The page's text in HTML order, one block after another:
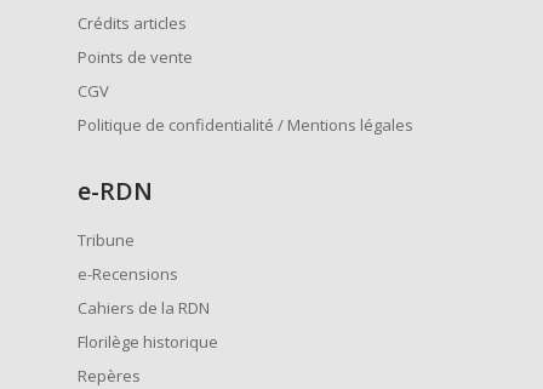
Crédits articles
Points de vente
CGV
Politique de confidentialité / Mentions légales
e-RDN
Tribune
e-Recensions
Cahiers de la RDN
Florilège historique
Repères